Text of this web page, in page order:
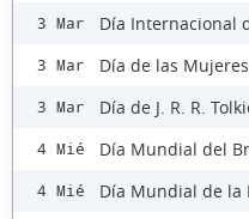
3 Mar Día Internacional
3 Mar Día de las
3 Mar Día de J. R. R.
4 Mié Día Mundial del
4 Mié Día Mundial de la